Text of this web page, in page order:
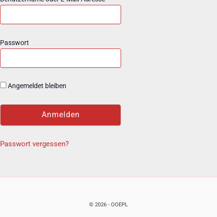
Passwort
Angemeldet bleiben
Passwort vergessen?
© 2026 - OOEPL